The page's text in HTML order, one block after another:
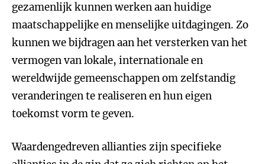
gezamenlijk kunnen werken aan huidige
maatschappelijke en menselijke uitdagingen. Zo
kunnen we bijdragen aan het versterken van het
vermogen van lokale, internationale en
wereldwijde gemeenschappen om zelfstandig
veranderingen te realiseren en hun eigen
toekomst vorm te geven.
Waardengedreven allianties zijn specifieke